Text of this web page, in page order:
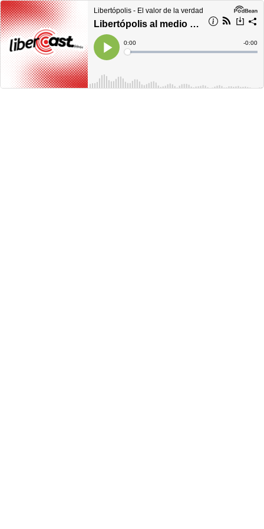
Libertópolis - El valor de la verdad
Libertópolis al medio día, viernes 16 de junio de 2023
Play
Current
Time
0:00
Loaded:
Time
-0:00